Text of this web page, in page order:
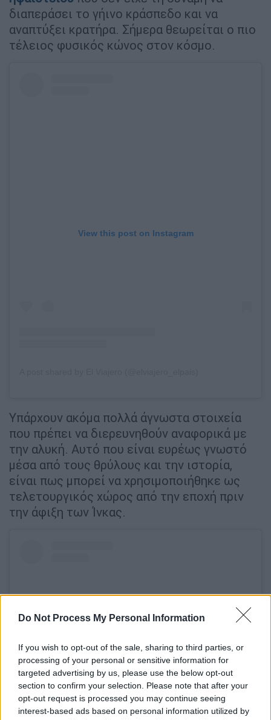
Do Not Process My Personal Information
If you wish to opt-out of the sale, sharing to third parties, or
processing of your personal or sensitive information for
targeted advertising by us, please use the below opt-out
section to confirm your selection. Please note that after your
opt-out request is processed you may continue seeing
interest-based ads based on personal information utilized by
διαπεράσει το γήινο κράσπεδο και να
αναπτύξει κρατήρα. Σήμερα θεωρείται ο πιο
τέλειος φυσικός κώνος στον κόσμο.
View this post on Instagram
Υπάρχουν ακόμα πολλά άγνωστα στοιχεία
που πρέπει να διερευνηθούν αναφορικά με
την αλυκή. Αυτό που είναι ευρέως γνωστό
μέσα από τους θρύλους και την ιστορία,
είναι πως μπορεί να χρησιμοποιήθηκε ως
τελετουργικός χώρος από την εποχή πριν
την άφιξη των Ίνκας.
View this post on Instagram